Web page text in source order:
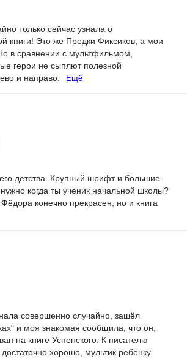
только сейчас узнала о
книги! Это же Предки Фиксиков, а мои
в сравнении с мультфильмом,
герои не сыплют полезной
и направо.
Ещё
детства. Крупный шрифт и большие
когда ты ученик начальной школы?
конечно прекрасен, но и книга
совершенно случайно, зашёл
и моя знакомая сообщила, что он,
на книге Успенского. К писателю
достаточно хорошо, мультик ребёнку